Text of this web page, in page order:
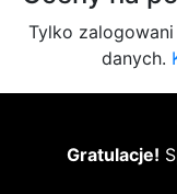
Tylko
danych.
Gratulacje!